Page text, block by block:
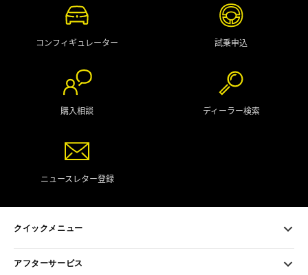
コンフィギュレーター 試乗申込
購入相談 ディーラー検索
ニュースレター登録
クイックメニュー
アフターサービス